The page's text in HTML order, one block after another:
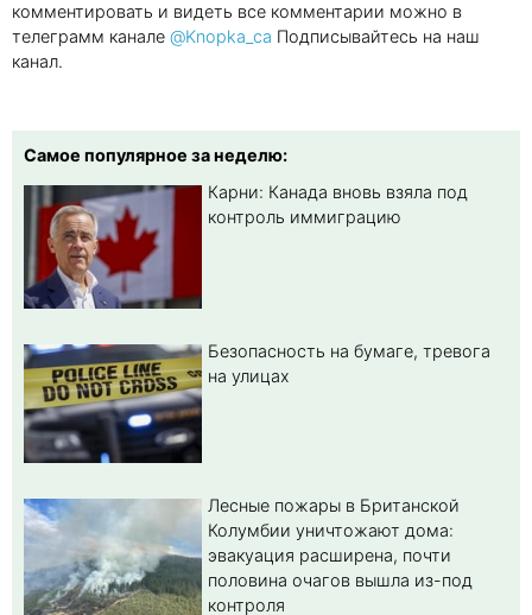
комментировать и видеть все комментарии можно в
телеграмм канале @Knopka_ca Подписывайтесь на наш
канал.
Самое популярное за неделю:
Карни: Канада вновь взяла под
контроль иммиграцию
Безопасность на бумаге, тревога
на улицах
Лесные пожары в Британской
Колумбии уничтожают дома:
эвакуация расширена, почти
половина очагов вышла из-под
контроля